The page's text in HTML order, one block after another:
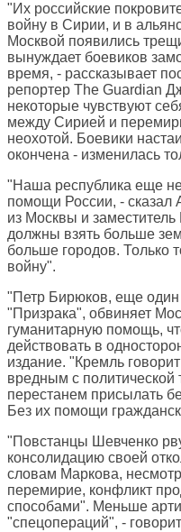
"Их российские
войну в Сирии, и в
Москвой появились
вынуждает боевиков
время, - рассказывает
репортер The Guardian
некоторые чувствуют
между Сирией и
неохотой. Боевики
окончена - изменилась
"Наша республика еще
помощи России, - сказал
из Москвы и
должны взять больше
больше городов. Только
войну".
"Петр Бирюков, еще один
"Призрака", обвиняет
гуманитарную помощь,
действовать в
издание. "Кремль
вредным с
перестанем присылать
Без их помощи
"Повстанцы Шевченко
консолидацию своей
словам Маркова,
перемирие, конфликт
способами". Меньше
"спецопераций", -